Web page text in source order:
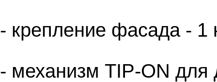
- крепление фасада - 1
- механизм TIP-ON для